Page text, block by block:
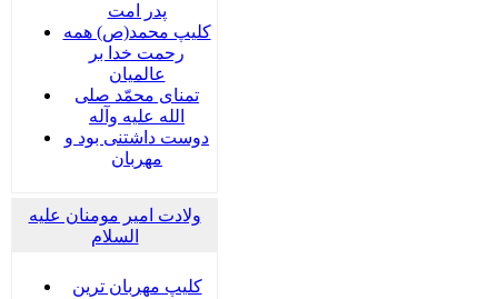
پدر امت
کلیپ محمد(ص) همه
رحمت خدا بر
عالمیان
تمنای محمّد صلی
الله علیه وآله
دوست داشتنی بود و
مهربان
ولادت امیر مومنان علیه
السلام
کلیپ مهربان ترین